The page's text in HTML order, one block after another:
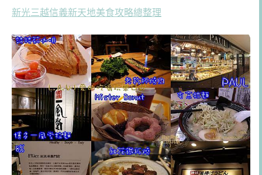
新光三越信義新天地美食攻略總整理